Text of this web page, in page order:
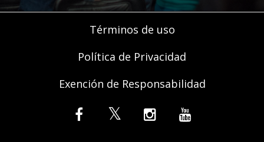
Términos de uso
Política de Privacidad
Exención de Responsabilidad